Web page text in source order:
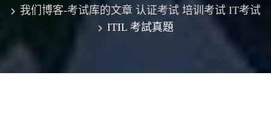
我们博客-考试库的文章 认证考试 培训考试 IT考试
ITIL 考試真題